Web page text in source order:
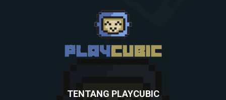
TENTANG PLAYCUBIC